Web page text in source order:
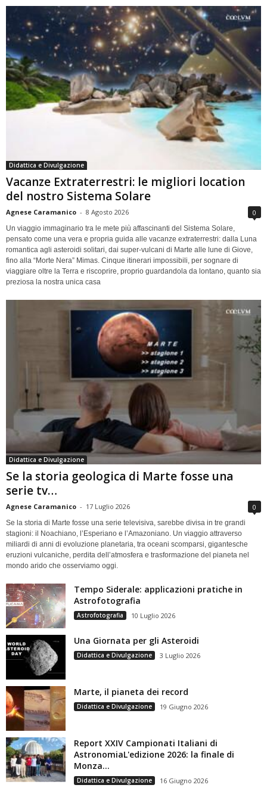
Didattica e Divulgazione
Vacanze Extraterrestri: le migliori location
del nostro Sistema Solare
Agnese Caramanico - 8 Agosto 2026 0
Un viaggio immaginario tra le mete più affascinanti del Sistema Solare,
pensato come una vera e propria guida alle vacanze extraterrestri: dalla Luna
romantica agli asteroidi solitari, dai super-vulcani di Marte alle lune di Giove,
fino alla “Morte Nera” Mimas. Cinque itinerari impossibili, per sognare di
viaggiare oltre la Terra e riscoprire, proprio guardandola da lontano, quanto sia
preziosa la nostra unica casa
Didattica e Divulgazione
Se la storia geologica di Marte fosse una
serie tv…
Agnese Caramanico - 17 Luglio 2026 0
Se la storia di Marte fosse una serie televisiva, sarebbe divisa in tre grandi
stagioni: il Noachiano, l’Esperiano e l’Amazoniano. Un viaggio attraverso
miliardi di anni di evoluzione planetaria, tra oceani scomparsi, gigantesche
eruzioni vulcaniche, perdita dell’atmosfera e trasformazione del pianeta nel
mondo arido che osserviamo oggi.
Tempo Siderale: applicazioni pratiche in
Astrofotografia
Astrofotografia 10 Luglio 2026
Una Giornata per gli Asteroidi
Didattica e Divulgazione 3 Luglio 2026
Marte, il pianeta dei record
Didattica e Divulgazione 19 Giugno 2026
Report XXIV Campionati Italiani di
AstronomiaL'edizione 2026: la finale di
Monza...
Didattica e Divulgazione
16 Giugno 2026